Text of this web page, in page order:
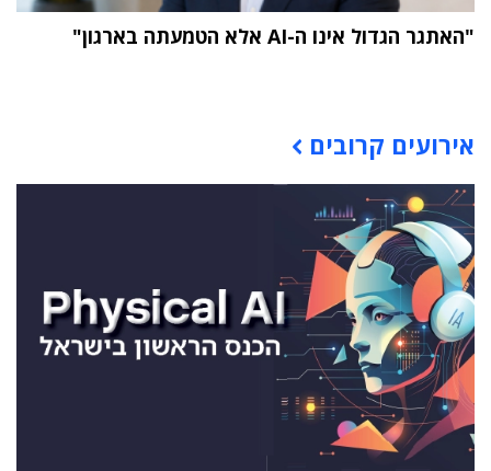
"האתגר הגדול אינו ה-AI אלא הטמעתה בארגון"
אירועים קרובים